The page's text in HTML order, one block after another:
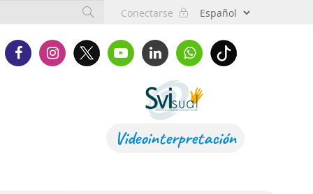
Conectarse
Videointerpretación